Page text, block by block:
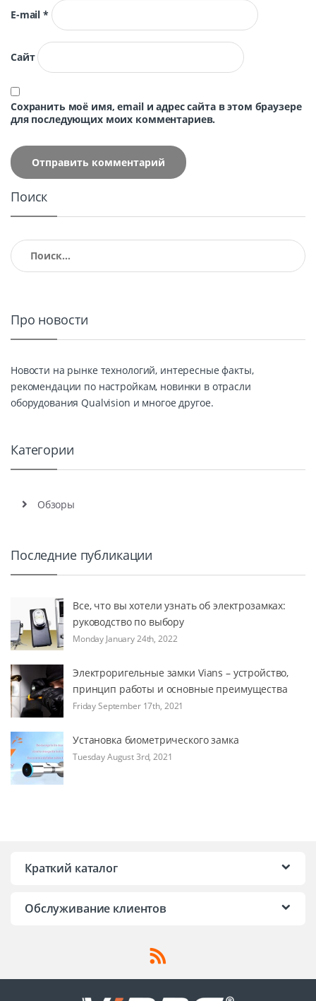
E-mail*
Сайт
Сохранить моё имя, email и адрес сайта в этом браузере
для последующих моих комментариев.
Поиск
Найти:
Про новости
Новости на рынке технологий, интересные факты,
рекомендации по настройкам, новинки в отрасли
оборудования Qualvision и многое другое.
Категории
Обзоры
Последние публикации
Все, что вы хотели узнать об электрозамках:
руководство по выбору
Monday January 24th, 2022
Электроригельные замки Vians – устройство,
принцип работы и основные преимущества
Friday September 17th, 2021
Установка биометрического замка
Tuesday August 3rd, 2021
Краткий каталог
Обслуживание клиентов